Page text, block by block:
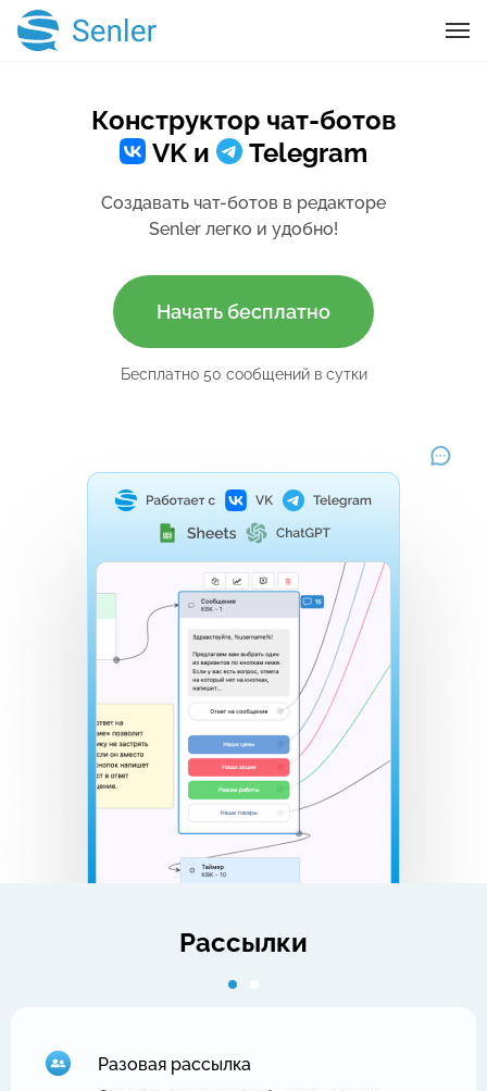
Конструктор чат-ботов
VK и
Telegram
Создавать чат-ботов в редакторе
Senler легко и удобно!
Начать бесплатно
Бесплатно 50 сообщений в сутки
Рассылки
Разовая рассылка